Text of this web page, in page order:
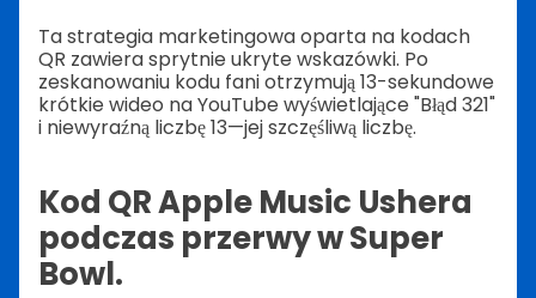
Ta strategia marketingowa oparta na kodach
QR zawiera sprytnie ukryte wskazówki. Po
zeskanowaniu kodu fani otrzymują 13-sekundowe
krótkie wideo na YouTube wyświetlające "Błąd 321"
i niewyraźną liczbę 13—jej szczęśliwą liczbę.
Kod QR Apple Music Ushera
podczas przerwy w Super
Bowl.